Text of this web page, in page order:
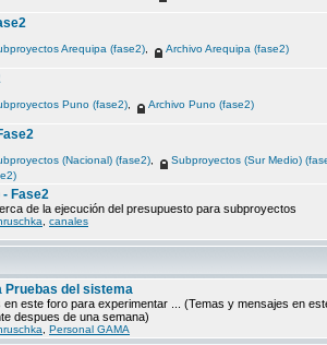
Arequipa (fase2) Archivo Arequipa (fase2)
Puno (fase2) Archivo Puno (fase2)
(Nacional) (fase2)
Subproyectos (Sur Medio)
Fase2
de la ejecución del presupuesto para subproyectos
canales
Pruebas del sistema
en este foro para experimentar ... (Temas y mensajes en
despues de una semana)
Personal GAMA